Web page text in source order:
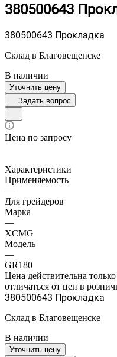
380500643
380500643 Прокладка
Склад в Благовещенске
В наличии
Уточнить цену
Задать вопрос
Цена по запросу
Характеристики
Применяемость
—
Для грейдеров
Марка
—
XCMG
Модель
—
GR180
Цена действительна
отличаться от цен в
380500643 Прокладка
Склад в Благовещенске
В наличии
Уточнить цену